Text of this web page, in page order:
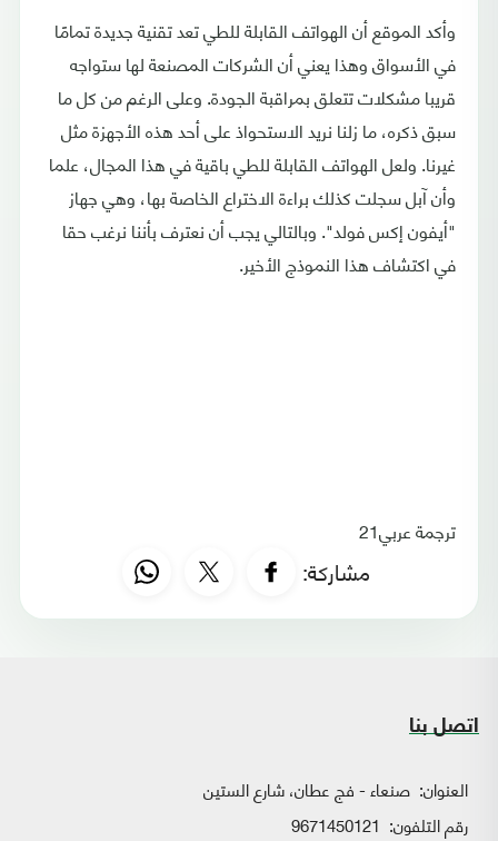
وأكد الموقع أن الهواتف القابلة للطي تعد تقنية جديدة تمامًا
في الأسواق وهذا يعني أن الشركات المصنعة لها ستواجه
قريبا مشكلات تتعلق بمراقبة الجودة. وعلى الرغم من كل ما
سبق ذكره، ما زلنا نريد الاستحواذ على أحد هذه الأجهزة مثل
غيرنا. ولعل الهواتف القابلة للطي باقية في هذا المجال، علما
وأن آبل سجلت كذلك براءة الاختراع الخاصة بها، وهي جهاز
"أيفون إكس فولد". وبالتالي يجب أن نعترف بأننا نرغب حقا
في اكتشاف هذا النموذج الأخير.
ترجمة عربي21
مشاركة:
اتصل بنا
العنوان: صنعاء - فج عطان، شارع الستين
رقم التلفون: 9671450121